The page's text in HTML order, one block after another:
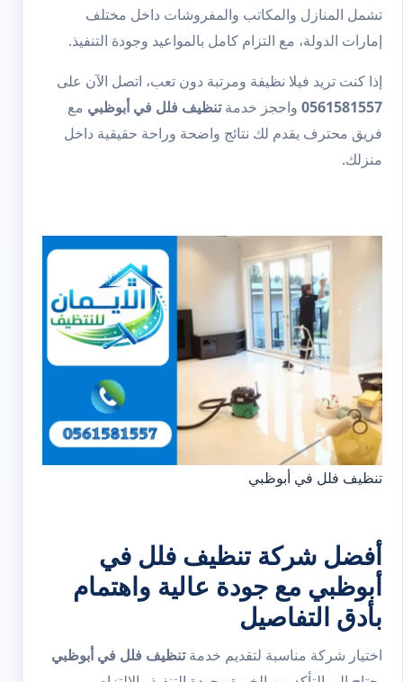
تشمل المنازل والمكاتب والمفروشات داخل مختلف
إمارات الدولة، مع التزام كامل بالمواعيد وجودة التنفيذ.
إذا كنت تريد فيلا نظيفة ومرتبة دون تعب، اتصل الآن على
0561581557 واحجز خدمةتنظيف فلل في أبوظبي مع
فريق محترف يقدم لك نتائج واضحة وراحة حقيقية داخل
منزلك.
تنظيف فلل في أبوظبي
أفضل شركة تنظيف فلل في
أبوظبي مع جودة عالية واهتمام
بأدق التفاصيل
اختيار شركة مناسبة لتقديم خدمةتنظيف فلل في أبوظبي